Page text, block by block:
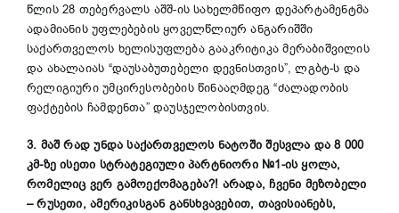
წლის 28 თებერვალს აშშ-ის სახელმწიფო დეპარტამენტმა
ადამიანის უფლებების ყოველწლიურ ანგარიშში
საქართველოს ხელისუფლება გააკრიტიკა მერაბიშვილის
და ახალაიას “დაუსაბუთებელი დევნისთვის”, ლგბტ-ს და
რელიგიური უმცირესობების წინააღმდეგ “ძალადობის
ფაქტების ჩამდენთა” დაუსჯელობისთვის.
3. მაშ რად უნდა საქართველოს ნატოში შესვლა და 8 000
კმ-ზე ისეთი სტრატეგიული პარტნიორი №1-ის ყოლა,
რომელიც ვერ გამოექომაგება?! არადა, ჩვენი მეზობელი
– რუსეთი, ამერიკისგან განსხვავებით, თავისიანებს,